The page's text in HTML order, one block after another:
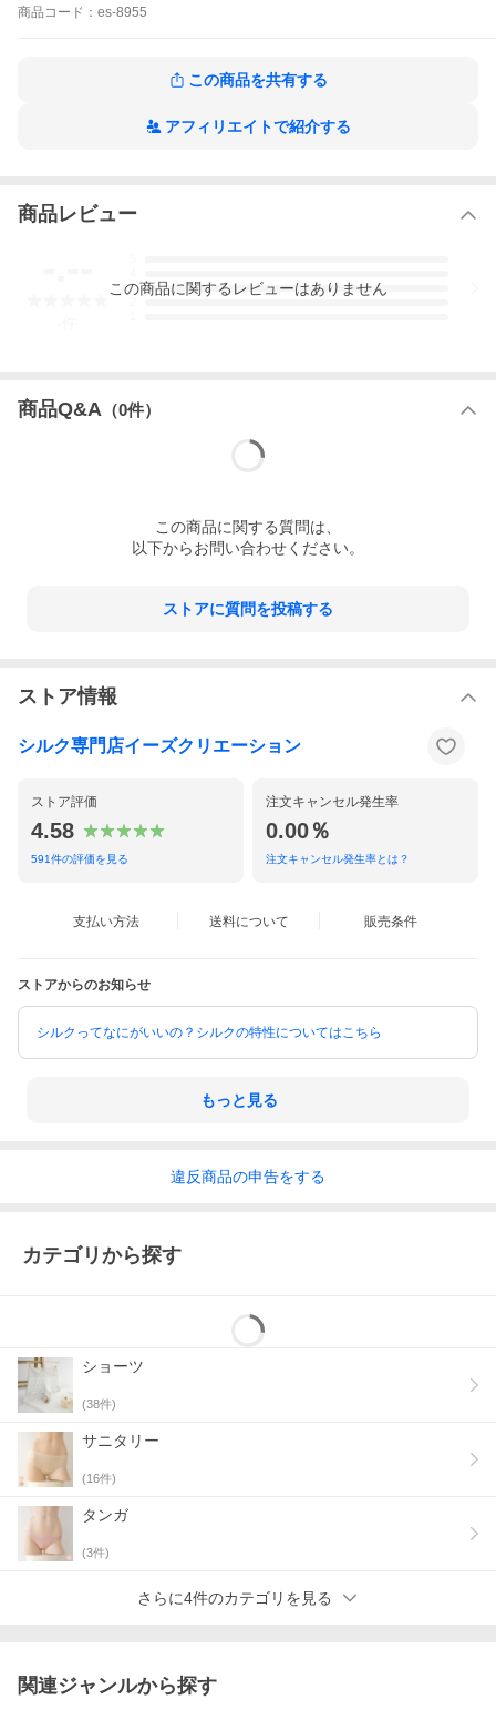
●オーガニックコットンにストレッチ性をプラスし、ほど
よいフィット感に仕上げたショーツ
●シンプルで日常に使いやすいスタンダードタイプ
商品 コード： es-8955
この商品を共有する
アフィリエイトで紹介する
商品レビュー
3
この商品に関するレビューはありません
商品Q&A （0件）
この商品に関する質問は、
以下からお問い合わせください。
ストアに質問を投稿する
ストア情報
シルク専門店イーズクリエーション
ストア評価
4.58
591件の評価を見る
注文キャンセル発生率
0.00％
注文キャンセル発生率とは？
支払い方法 送料について 販売条件
ストアからのお知らせ
シルクってなにがいいの？シルクの特性についてはこちら
もっと見る
違反商品の申告をする
カテゴリから探す
ショーツ
(38件)
サニタリー
(16件)
タンガ
(3件)
さらに4件のカテゴリを見る
関連ジャンルから探す